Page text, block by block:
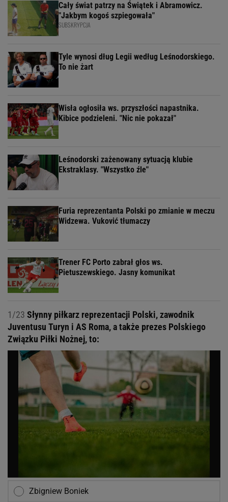
Cały świat patrzy na Świątek i Abramowicz.
"Jakbym kogoś szpiegowała"
SUBSKRYPCJA
Tyle wynosi dług Legii według Leśnodorskiego.
To nie żart
Wisła ogłosiła ws. przyszłości napastnika.
Kibice podzieleni. "Nic nie pokazał"
Leśnodorski zażenowany sytuacją klubie
Ekstraklasy. "Wszystko źle"
Furia reprezentanta Polski po zmianie w meczu
Widzewa. Vuković tłumaczy
Trener FC Porto zabrał głos ws.
Pietuszewskiego. Jasny komunikat
1/23 Słynny piłkarz reprezentacji Polski, zawodnik
Juventusu Turyn i AS Roma, a także prezes Polskiego
Związku Piłki Nożnej, to:
Zbigniew Boniek